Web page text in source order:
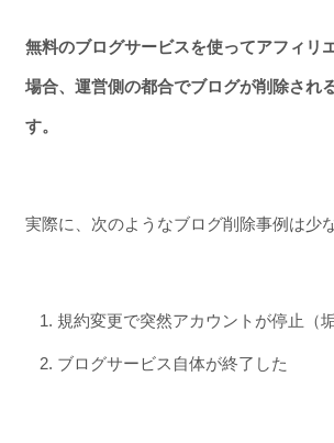
無料のブログサービスを使ってアフィリ
場合、運営側の都合でブログが削除され
す。
実際に、次のようなブログ削除事例は少
規約変更で突然アカウントが停止（
ブログサービス自体が終了した